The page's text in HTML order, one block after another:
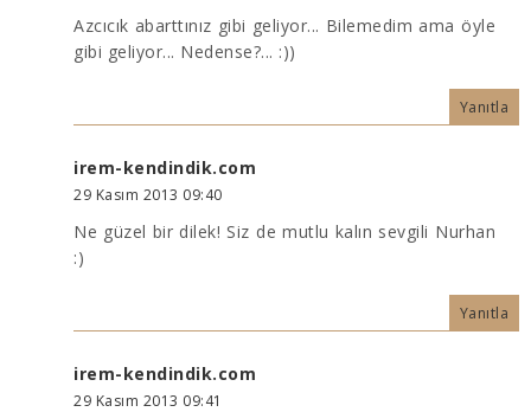
Azcıcık abarttınız gibi geliyor... Bilemedim ama öyle
gibi geliyor... Nedense?... :))
Yanıtla
irem-kendindik.com
29 Kasım 2013 09:40
Ne güzel bir dilek! Siz de mutlu kalın sevgili Nurhan
:)
Yanıtla
irem-kendindik.com
29 Kasım 2013 09:41